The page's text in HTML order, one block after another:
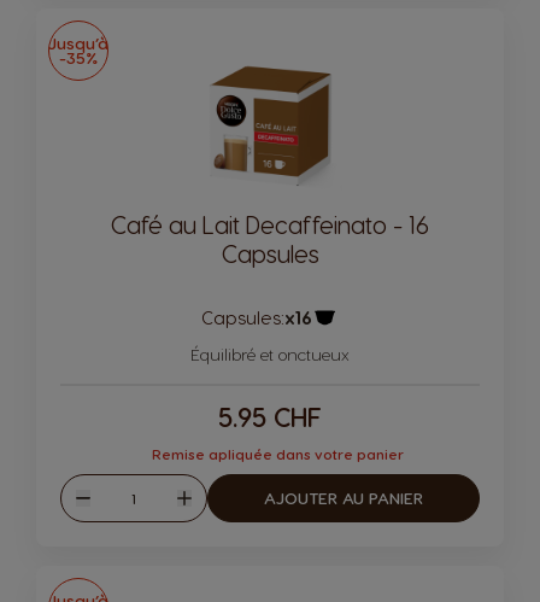
Jusqu’à
-35%
Café au Lait Decaffeinato - 16
Capsules
Capsules:x16
Équilibré et onctueux
5.95 CHF
Remise apliquée dans votre panier
Diminuer
Quantité
Augmenter
AJOUTER AU PANIER